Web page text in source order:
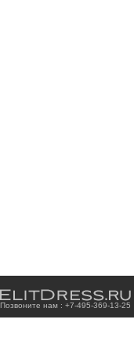
Позвоните нам : +7-495-369-13-25